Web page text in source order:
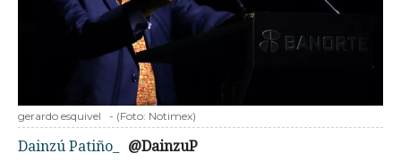
gerardo esquivel - (Foto: Notimex)
Dainzú Patiño_ @DainzuP